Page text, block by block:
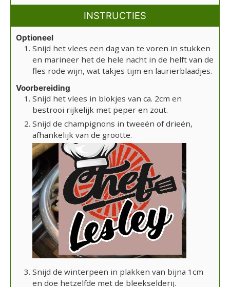
INSTRUCTIES
Optioneel
Snijd het vlees een dag van te voren in stukken
en marineer het de hele nacht in de helft van de
fles rode wijn, wat takjes tijm en laurierblaadjes.
Voorbereiding
Snijd het vlees in blokjes van ca. 2cm en
bestrooi rijkelijk met peper en zout.
Snijd de champignons in tweeën of drieën,
afhankelijk van de grootte.
Snijd de winterpeen in plakken van bijna 1cm
en doe hetzelfde met de bleekselderij.